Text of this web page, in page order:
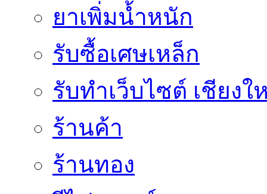
ยาเพิ่มน้ำหนัก
รับซื้อเศษเหล็ก
รับทำเว็บไซต์ เชียงใ
ร้านค้า
ร้านทอง